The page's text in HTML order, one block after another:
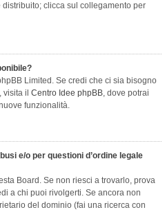
clicca sul collegamento per
Limited. Se credi che ci sia bisogno
il Centro Idee phpBB, dove potrai
funzionalità.
e/o per questioni d’ordine legale
Board. Se non riesci a trovarlo, prova
a chi puoi rivolgerti. Se ancora non
del dominio (fai una ricerca con